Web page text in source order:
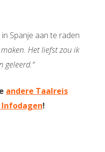
Spanje aan te raden
Het liefst zou ik
geleerd.“
andere Taalreis
!